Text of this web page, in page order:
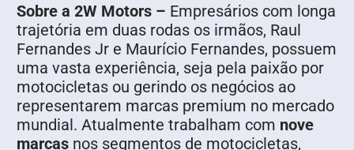
Sobre a 2W Motors – Empresários com longa
trajetória em duas rodas os irmãos, Raul
Fernandes Jr e Maurício Fernandes, possuem
uma vasta experiência, seja pela paixão por
motocicletas ou gerindo os negócios ao
representarem marcas premium no mercado
mundial. Atualmente trabalham com nove
marcas nos segmentos de motocicletas,